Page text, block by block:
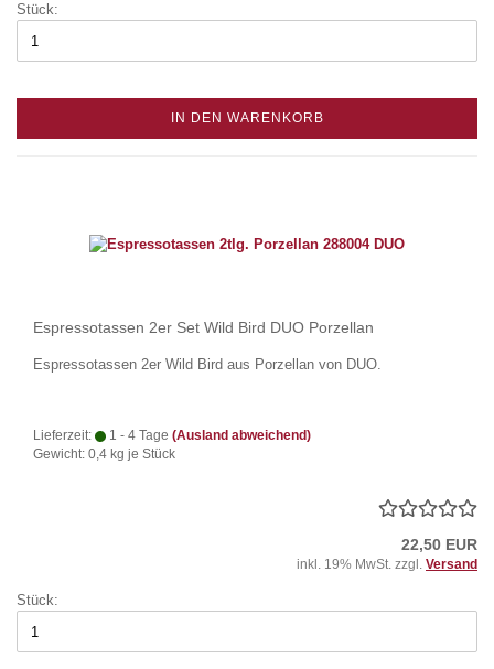
Stück:
IN DEN WARENKORB
Espressotassen 2er Set Wild Bird DUO Porzellan
Espressotassen 2er Wild Bird aus Porzellan von DUO.
Lieferzeit: 1 - 4 Tage (Ausland abweichend)
Gewicht: 0,4 kg je Stück
22,50 EUR
inkl. 19% MwSt. zzgl. Versand
Stück: